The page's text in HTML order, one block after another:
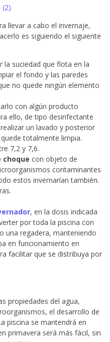
llevar a cabo el invernaje,
es siguiendo el siguiente
la suciedad que flota en la
el fondo y las paredes
no quede ningún elemento
con algún producto
ello, de tipo desinfectante
un lavado y posterior
totalmente limpia.
7,2 y 7,6.
choque con objeto de
contaminantes
estos invernarían también.
, en la dosis indicada
por toda la piscina con
una regadera, manteniendo
en funcionamiento en
facilitar que se distribuya por
propiedades del agua,
el desarrollo de
piscina se mantendrá en
primavera será más fácil, sin